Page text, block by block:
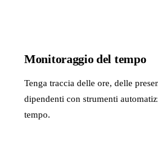
Monitoraggio del tempo
Tenga traccia delle ore, delle
dipendenti con strumenti
tempo.